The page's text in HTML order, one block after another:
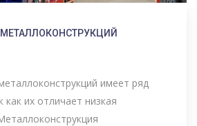
имеет ряд
их отличает низкая